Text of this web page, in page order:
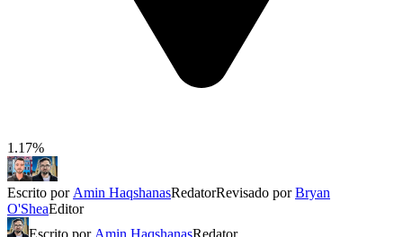
1.17%
Escrito por Amin HaqshanasRedatorRevisado porBryan
O'SheaEditor
Escrito por Amin HaqshanasRedator